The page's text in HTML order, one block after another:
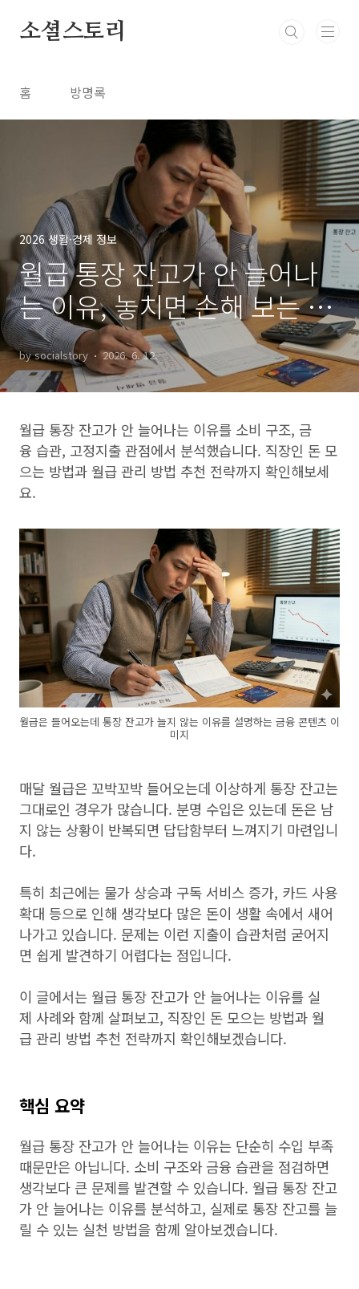
소셜스토리
홈 방명록
2026 생활·경제 정보
월급 통장 잔고가 안 늘어나
는 이유, 놓치면 손해 보는 지
출 점검 방법
by socialstory 2026. 6. 12.
월급 통장 잔고가 안 늘어나는 이유를 소비 구조, 금
융 습관, 고정지출 관점에서 분석했습니다. 직장인 돈 모
으는 방법과 월급 관리 방법 추천 전략까지 확인해보세
요.
월급은 들어오는데 통장 잔고가 늘지 않는 이유를 설명하는 금융 콘텐츠 이
미지
매달 월급은 꼬박꼬박 들어오는데 이상하게 통장 잔고는
그대로인 경우가 많습니다. 분명 수입은 있는데 돈은 남
지 않는 상황이 반복되면 답답함부터 느껴지기 마련입니
다.
특히 최근에는 물가 상승과 구독 서비스 증가, 카드 사용
확대 등으로 인해 생각보다 많은 돈이 생활 속에서 새어
나가고 있습니다. 문제는 이런 지출이 습관처럼 굳어지
면 쉽게 발견하기 어렵다는 점입니다.
이 글에서는 월급 통장 잔고가 안 늘어나는 이유를 실
제 사례와 함께 살펴보고, 직장인 돈 모으는 방법과 월
급 관리 방법 추천 전략까지 확인해보겠습니다.
핵심 요약
월급 통장 잔고가 안 늘어나는 이유는 단순히 수입 부족
때문만은 아닙니다. 소비 구조와 금융 습관을 점검하면
생각보다 큰 문제를 발견할 수 있습니다. 월급 통장 잔고
가 안 늘어나는 이유를 분석하고, 실제로 통장 잔고를 늘
릴 수 있는 실천 방법을 함께 알아보겠습니다.